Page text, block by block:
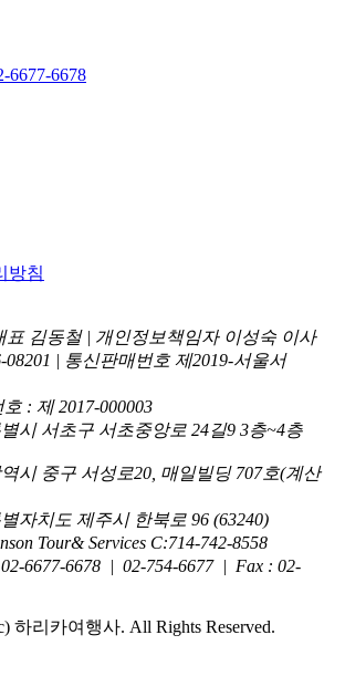
6677-6678
방침
표 김동철 | 개인정보책임자 이성숙 이사
08201 | 통신판매번호 제2019-서울서
: 제 2017-000003
시 서초구 서초중앙로 24길9 3층~4층
시 중구 서성로20, 매일빌딩 707호(계산
자치도 제주시 한북로 96 (63240)
Tour& Services C:714-742-8558
6677-6678 | 02-754-6677 | Fax : 02-
하리카여행사. All Rights Reserved.